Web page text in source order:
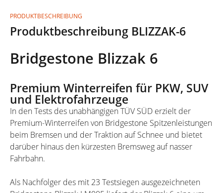
PRODUKTBESCHREIBUNG
Produktbeschreibung BLIZZAK-6
Bridgestone Blizzak 6
Premium Winterreifen für PKW, SUV
und Elektrofahrzeuge
In den Tests des unabhängigen TÜV SÜD erzielt der
Premium-Winterreifen von Bridgestone Spitzenleistungen
beim Bremsen und der Traktion auf Schnee und bietet
darüber hinaus den kürzesten Bremsweg auf nasser
Fahrbahn.
Als Nachfolger des mit 23 Testsiegen ausgezeichneten